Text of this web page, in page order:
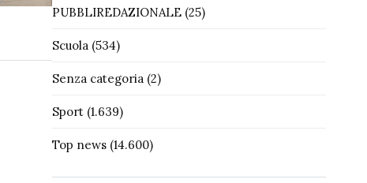
PUBBLIREDAZIONALE(25)
Scuola(534)
Senza categoria(2)
Sport(1.639)
Top news(14.600)